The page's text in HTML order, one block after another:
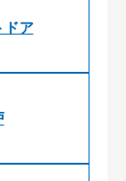
ア